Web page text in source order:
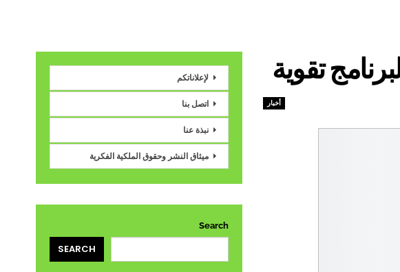
تقوية
أخبار
لإعلاناتكم
اتصل بنا
نبذة عنا
ميثاق النشر وحقوق الملكية الفكرية
Search
SEARCH